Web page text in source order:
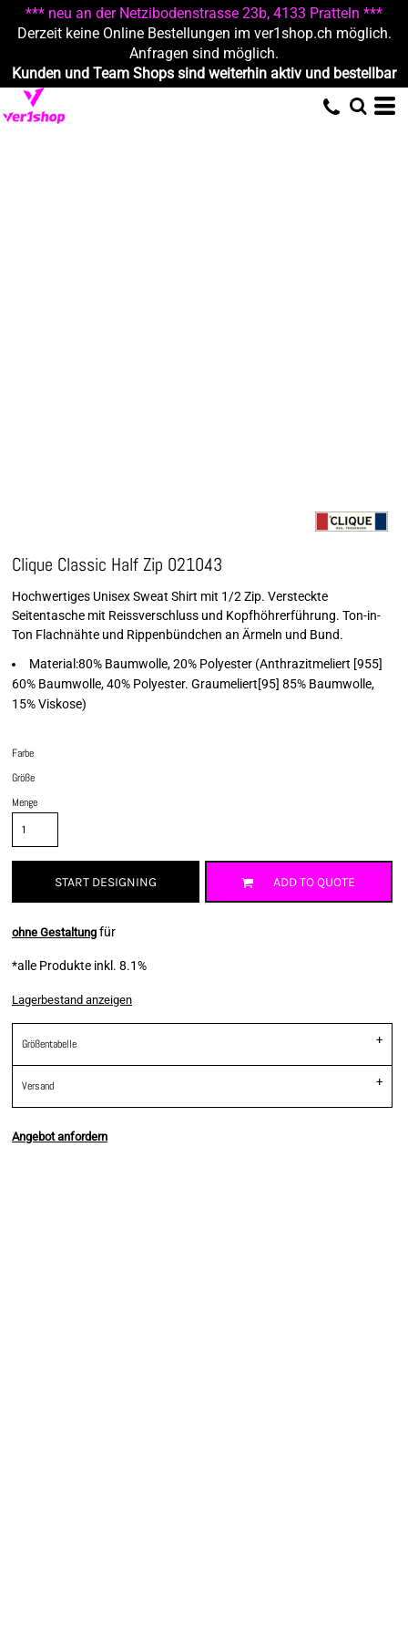
*** neu an der Netzibodenstrasse 23b, 4133 Pratteln ***
Derzeit keine Online Bestellungen im ver1shop.ch möglich.
Anfragen sind möglich.
Kunden und Team Shops sind weiterhin aktiv und bestellbar
Clique Classic Half Zip 021043
Hochwertiges Unisex Sweat Shirt mit 1/2 Zip. Versteckte
Seitentasche mit Reissverschluss und Kopfhöhrerführung. Ton-in-
Ton Flachnähte und Rippenbündchen an Ärmeln und Bund.
Material:80% Baumwolle, 20% Polyester (Anthrazitmeliert [955]
60% Baumwolle, 40% Polyester. Graumeliert[95] 85% Baumwolle,
15% Viskose)
Farbe
Größe
Menge
START DESIGNING ADD TO QUOTE
ohne Gestaltung für
*alle Produkte inkl. 8.1%
Lagerbestand anzeigen
Größentabelle
Versand
Angebot anfordern